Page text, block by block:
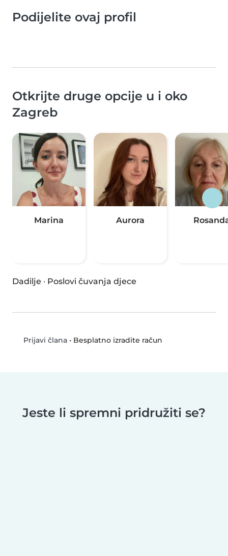
Podijelite ovaj profil
Otkrijte druge opcije u i oko
Zagreb
Marina Aurora
Dadilje · Poslovi čuvanja djece
Prijavi člana• Besplatno izradite račun
Jeste li spremni pridružiti se?